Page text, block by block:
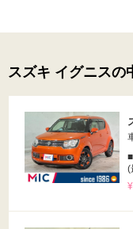
スズキ イグニスの
(
¥